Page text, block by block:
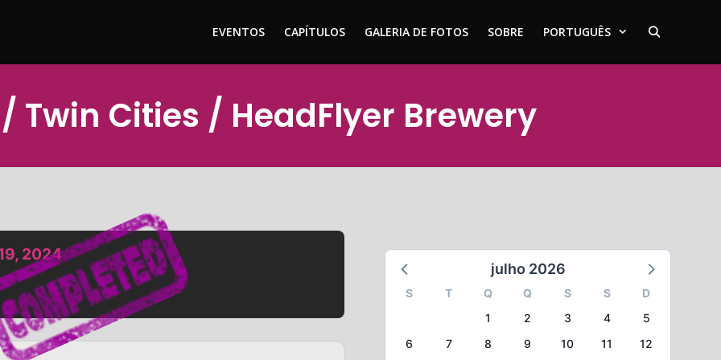
EVENTOS CAPÍTULOS GALERIA DE FOTOS SOBRE PORTUGUÊS
Twin Cities / HeadFlyer Brewery
2024
julho 2026
S T Q Q S S
D
1
2 3 4
5
6
7 8 9 10 11
12